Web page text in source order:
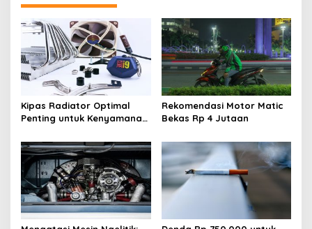
Kipas Radiator Optimal
Penting untuk Kenyamanan
Rekomendasi Motor Matic
Bekas Rp 4 Jutaan